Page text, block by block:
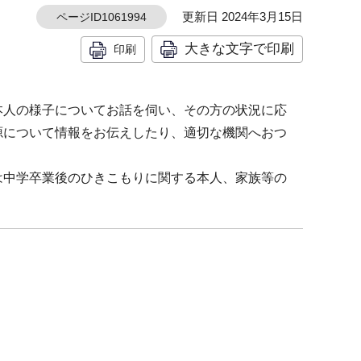
ページID1061994 更新日 2024年3月15日
印刷 大きな文字で印刷
の様子についてお話を伺い、その方の状況に応
ついて情報をお伝えしたり、適切な機関へおつ
学卒業後のひきこもりに関する本人、家族等の